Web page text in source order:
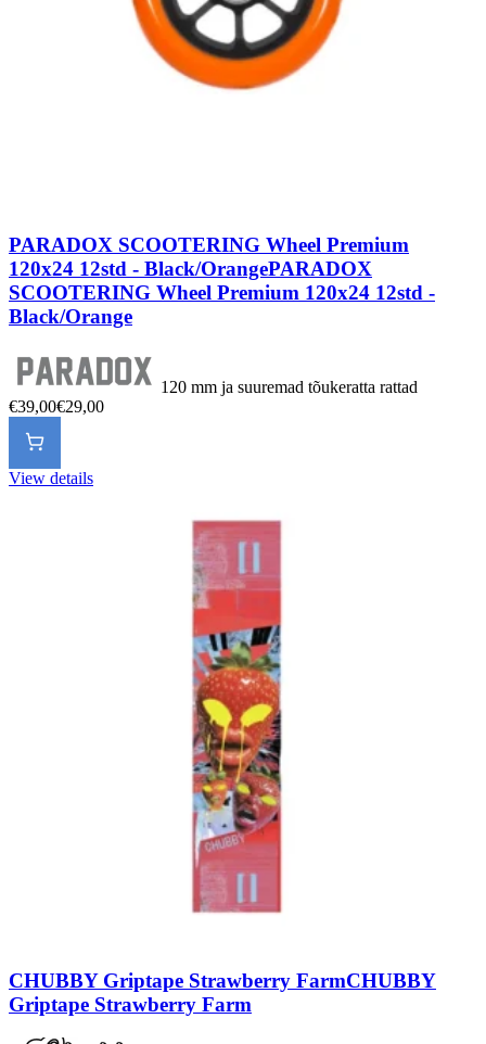
PARADOX SCOOTERING Wheel Premium
120x24 12std - Black/OrangePARADOX
SCOOTERING Wheel Premium 120x24 12std -
Black/Orange
120 mm ja suuremad tõukeratta rattad
€39,00€29,00
View details
CHUBBY Griptape Strawberry FarmCHUBBY
Griptape Strawberry Farm